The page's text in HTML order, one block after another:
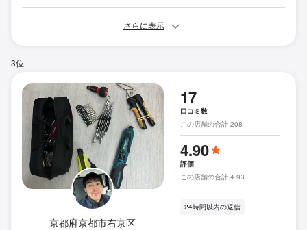
さらに表示
3位
京都府京都市右京区
17
口コミ数
この店舗の合計 208
4.90
評価
この店舗の合計 4.93
24時間以内の返信